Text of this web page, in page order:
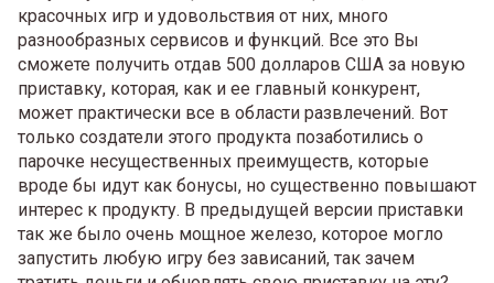
красочных игр и удовольствия от них, много
разнообразных сервисов и функций. Все это Вы
сможете получить отдав 500 долларов США за новую
приставку, которая, как и ее главный конкурент,
может практически все в области развлечений. Вот
только создатели этого продукта позаботились о
парочке несущественных преимуществ, которые
вроде бы идут как бонусы, но существенно повышают
интерес к продукту. В предыдущей версии приставки
так же было очень мощное железо, которое могло
запустить любую игру без зависаний, так зачем